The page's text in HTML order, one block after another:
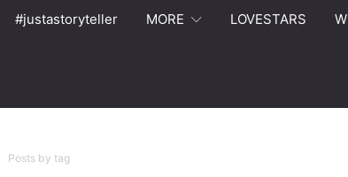
#justastoryteller MORE LOVESTARS
Posts by tag